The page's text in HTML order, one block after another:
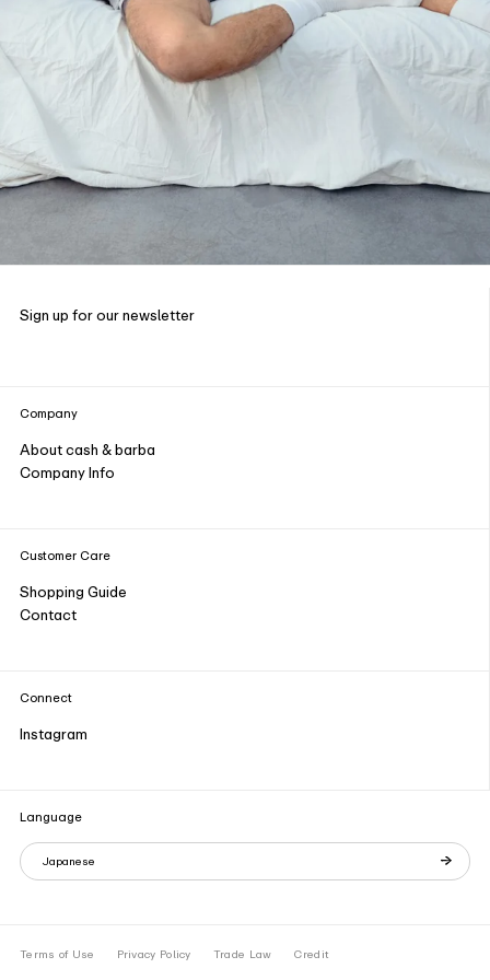
Sign up for our newsletter
Company
About cash & barba
Company Info
Customer Care
Shopping Guide
Contact
Connect
Instagram
Language
Japanese
Terms of Use Privacy Policy Trade Law Credit